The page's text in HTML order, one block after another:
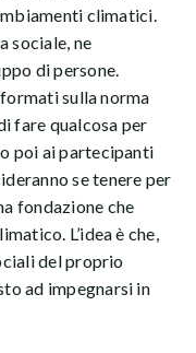
climatici.
sociale, ne
di persone.
sulla norma
fare qualcosa per
poi ai partecipanti
se tenere per
fondazione che
L’idea è che,
del proprio
ad impegnarsi in